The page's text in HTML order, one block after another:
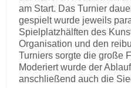
am Start. Das Turnier
gespielt wurde jeweils
Spielplatzhälften des
Organisation und den
Turniers sorgte die große
Moderiert wurde der
anschließend auch die